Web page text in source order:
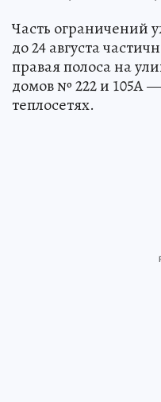
Часть ограничений
до 24 августа
правая полоса на
домов № 222 и 105А
теплосетях.